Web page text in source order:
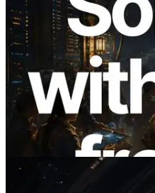
2026.08.05
ERPC, Solana
küresel bölgeden
genişletti —
de yayında
Bu makaleyi oku